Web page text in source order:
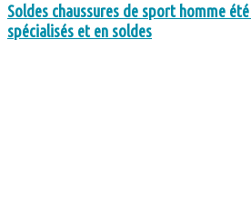
Soldes chaussures de sport homme
spécialisés et en soldes